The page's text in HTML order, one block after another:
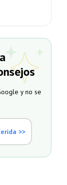
y no se
>>